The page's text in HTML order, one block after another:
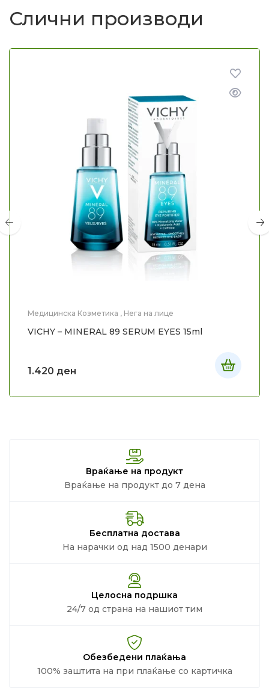
Слични производи
Медицинска Козметика , Нега на лице
VICHY – MINERAL 89 SERUM EYES 15ml
1.420 ден
Враќање на продукт
Враќање на продукт до 7 дена
Бесплатна достава
На нарачки од над 1500 денари
Целосна подршка
24/7 од страна на нашиот тим
Обезбедени плаќања
100% заштита на при плаќање со картичка